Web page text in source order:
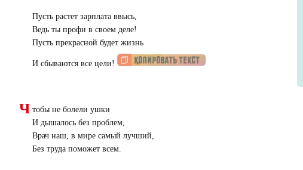
Пусть растет зарплата ввысь,
Ведь ты профи в своем деле!
Пусть прекрасной будет жизнь
И сбываются все цели!
Ч тобы не болели ушки
И дышалось без проблем,
Врач наш, в мире самый лучший,
Без труда поможет всем.